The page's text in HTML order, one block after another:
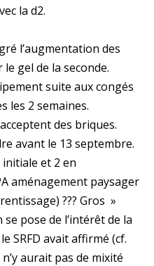
la d2.
l’augmentation des
gel de la seconde.
suite aux congés
les 2 semaines.
des briques.
avant le 13 septembre.
initiale et 2 en
aménagement paysager
??? Gros »
pose de l’intérêt de la
SRFD avait affirmé (cf.
aurait pas de mixité